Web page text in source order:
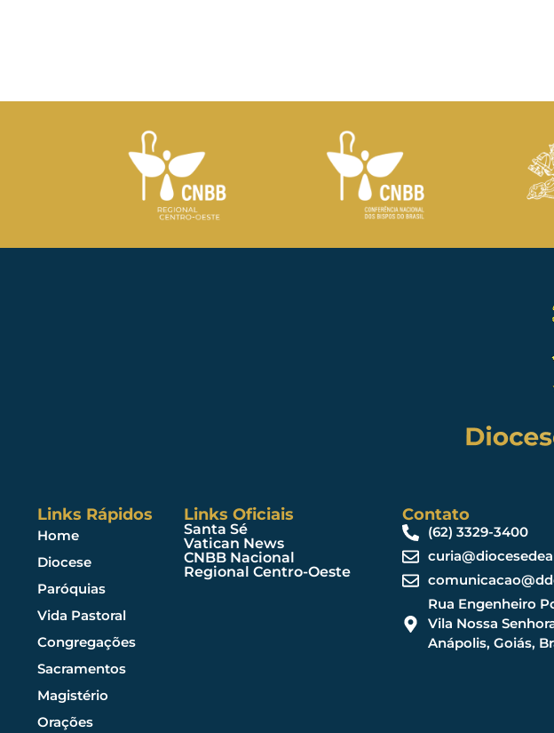
Links Rápidos
Home
Diocese
Paróquias
Vida Pastoral
Congregações
Sacramentos
Magistério
Orações
Links Oficiais
Santa Sé
Vatican News
CNBB Nacional
Regional Centro-Oeste
Contato
(62) 3329-3400
Rua Engenheiro
Vila Nossa
Anápolis, Goiás,